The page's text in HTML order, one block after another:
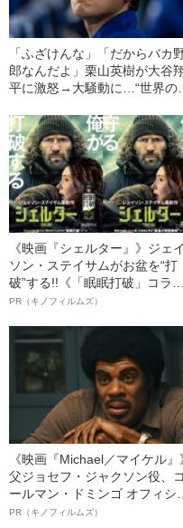
「ふざけんな」「だからバカ
郎なんだよ」栗山英樹が大谷
平に激怒→大騒動に…“世界の
れた“本当の理由”
《映画『シェルター』》ジェイ
ソン・ステイサムがお盆を“打
破”する!!《「眠眠打破」コラ
ボ》
PR（キノフィルムズ）
《映画『Michael／マイケル』
父ジョセフ・ジャクソン役、コ
ールマン・ドミンゴ オフィシャ
ルインタビュー“観客を魅了した
PR（キノフィルムズ）